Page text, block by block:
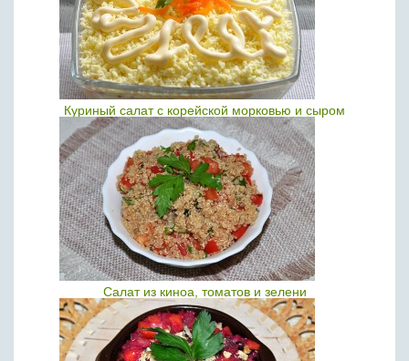
Куриный салат с корейской морковью и сыром
Салат из киноа, томатов и зелени